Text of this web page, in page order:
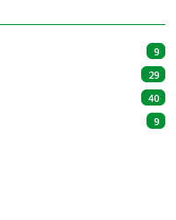
9
29
40
9